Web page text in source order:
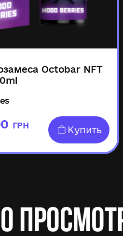
Octobar NFT
ГРН Купить